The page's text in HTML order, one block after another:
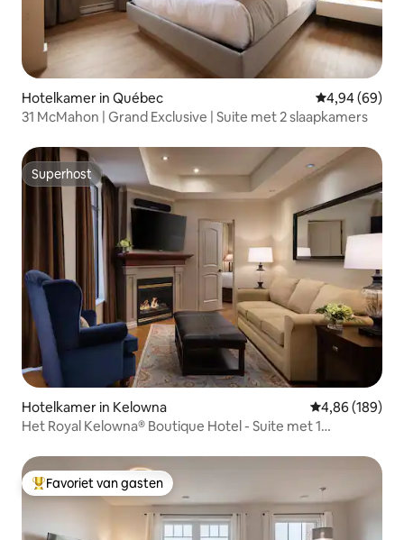
Hotelkamer in Québec Gemiddelde
4,94 (69)
31 McMahon | Grand Exclusive | Suite met 2 slaapkamers
Superhost
Superhost
Hotelkamer in Kelowna Gemiddelde
4,86 (189)
Het Royal Kelowna® Boutique Hotel - Suite met 1
Topfavoriet van gasten
Favoriet van gasten